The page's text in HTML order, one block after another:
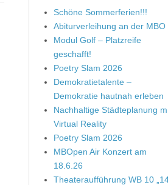
Schöne Sommerferien!!!
Abiturverleihung an der MBO
Modul Golf – Platzreife
geschafft!
Poetry Slam 2026
Demokratietalente –
Demokratie hautnah erleben
Nachhaltige Städteplanung
Virtual Reality
Poetry Slam 2026
MBOpen Air Konzert am
18.6.26
Theateraufführung WB 10